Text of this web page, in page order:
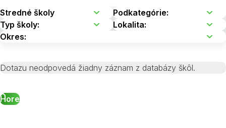
Dotazu neodpovedá žiadny záznam z databázy škôl.
Hore